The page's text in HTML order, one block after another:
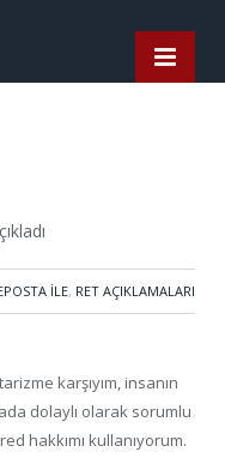
ILE, RET AÇIKLAMALARI
karşıyım, insanın
dolaylı olarak sorumlu
hakkımı kullanıyorum.